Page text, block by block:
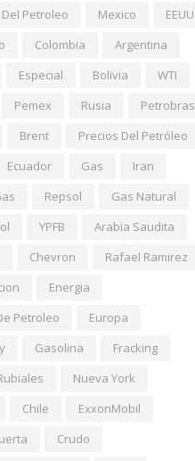
Petroleo
Mexico
EEUU
Colombia
Argentina
Especial Bolivia
WTI
Pemex Rusia
Petrobras
Brent
Precios Del Petróleo
Ecuador Gas
Iran
Repsol
Gas Natural
YPFB
Arabia Saudita
Chevron
Rafael Ramirez
Energia
Petroleo
Europa
Gasolina
Fracking
Nueva York
Chile
ExxonMobil
Crudo